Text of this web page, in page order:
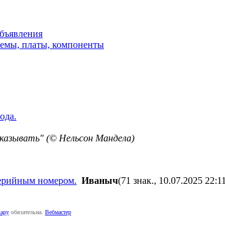
платы, компоненты
(© Нельсон Мандела)
номером. Ивaныч(71 знак., 10.07.2025 22:11
обязательна. Вебмастер